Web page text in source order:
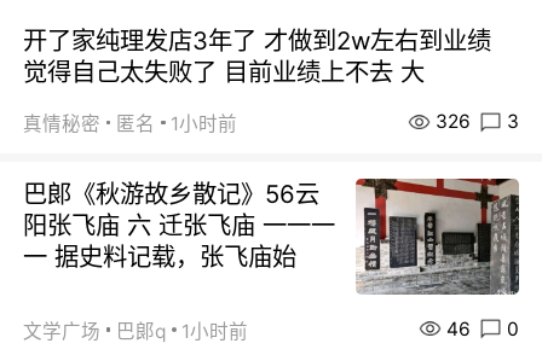
开了家纯理发店3年了 才做到2w左右到业绩
觉得自己太失败了 目前业绩上不去 大
真情秘密 匿名 1小时前 326 3
巴郞《秋游故乡散记》56云
阳张飞庙 六 迁张飞庙 一一一
一 据史料记载，张飞庙始
文学广场 巴郞q 1小时前 46 0